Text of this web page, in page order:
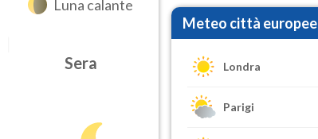
Luna calante
Sera
Meteo città europee
Londra
Parigi